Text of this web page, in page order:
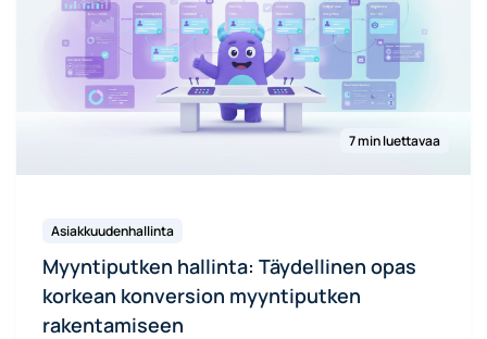
7 min luettavaa
Asiakkuudenhallinta
Myyntiputken hallinta: Täydellinen opas
korkean konversion myyntiputken
rakentamiseen